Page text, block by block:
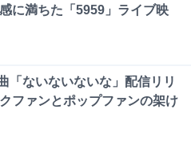
に満ちた「5959」ライブ映
「ないないないな」配信リリ
ファンとポップファンの架け